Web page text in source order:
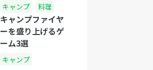
キャンプ 料理
キャンプファイヤ
ーを盛り上げるゲ
ーム3選
キャンプ